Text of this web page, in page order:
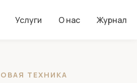
Услуги О нас Журнал
ТЕХНИКА